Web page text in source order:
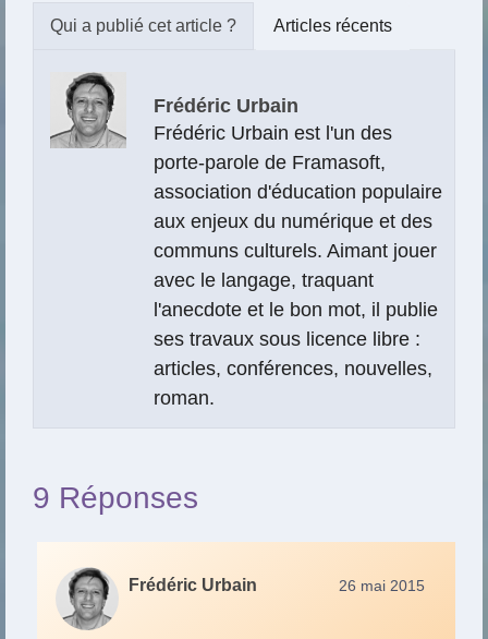
Articles récents
Frédéric Urbain
Frédéric Urbain est l'un des
porte-parole de Framasoft,
association d'éducation populaire
aux enjeux du numérique et des
communs culturels. Aimant jouer
avec le langage, traquant
l'anecdote et le bon mot, il publie
ses travaux sous licence libre :
articles, conférences, nouvelles,
roman.
9 Réponses
Frédéric Urbain 26 mai 2015